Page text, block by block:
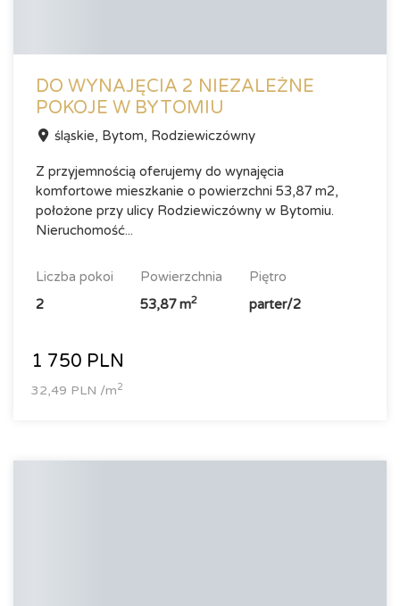
DO WYNAJĘCIA 2 NIEZALEŻNE
POKOJE W BYTOMIU
śląskie, Bytom, Rodziewiczówny
Z przyjemnością oferujemy do wynajęcia
komfortowe mieszkanie o powierzchni 53,87 m2,
położone przy ulicy Rodziewiczówny w Bytomiu.
Nieruchomość...
liczba pokoi
2
powierzchnia
53,87 m2
piętro
parter/2
1 750 PLN
32,49 PLN /m2